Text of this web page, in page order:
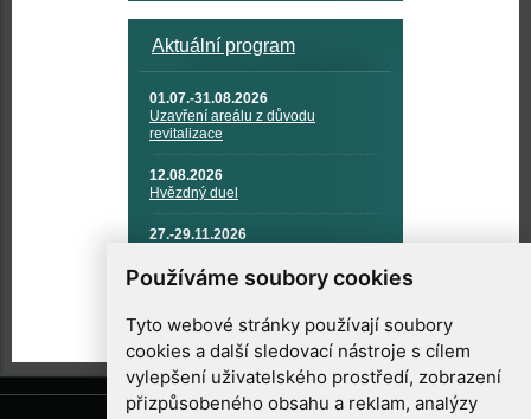
Používáme soubory cookies
Tyto webové stránky používají soubory
cookies a další sledovací nástroje s cílem
vylepšení uživatelského prostředí, zobrazení
přizpůsobeného obsahu a reklam, analýzy
Aktuální program
01.07.-31.08.2026
Uzavření areálu z důvodu
revitalizace
12.08.2026
Hvězdný duel
27.-29.11.2026
TECHNIKA A KOSMICKÉ
TECHNOLOGIE